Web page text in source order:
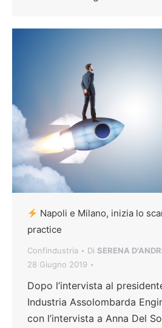
Napoli e Milano, inizia lo
practice
Confindustria Di SERENA
28 Giugno 2019
Dopo l’intervista al
Industria Assolombarda
con l’intervista a Anna Del